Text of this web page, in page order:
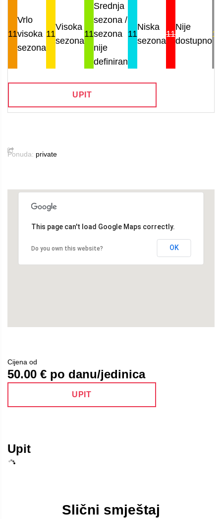
11
Vrlo
visoka
sezona
11
Visoka
sezona
11
Srednja
sezona /
sezona
nije
definiran
11
Niska
sezona
11
Nije
dostupno
11
UPIT
Ponuda: private
This page can't load Google Maps correctly.
Do you own this website? OK
Cijena od
50.00 € po danu/jedinica
UPIT
Upit
Slični smještaj